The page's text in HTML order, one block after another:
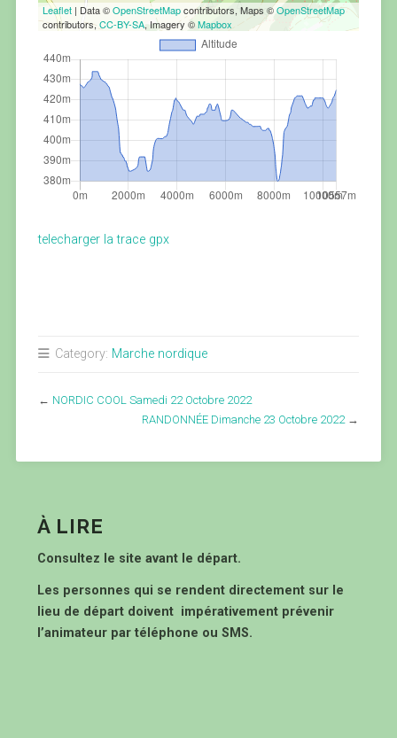
Leaflet| Data ©OpenStreetMapcontributors, Maps ©OpenStreetMap
contributors,CC-BY-SA, Imagery ©Mapbox
telecharger la trace gpx
Category: Marche nordique
← NORDIC COOL Samedi 22 Octobre 2022
RANDONNÉE Dimanche 23 Octobre 2022→
À LIRE
Consultez le site avant le départ.
Les personnes qui se rendent directement sur le
lieu de départ doivent impérativement prévenir
l’animateur par téléphone ou SMS.